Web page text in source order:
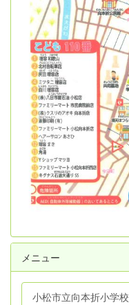
メニュー
小松市立向本折小学校